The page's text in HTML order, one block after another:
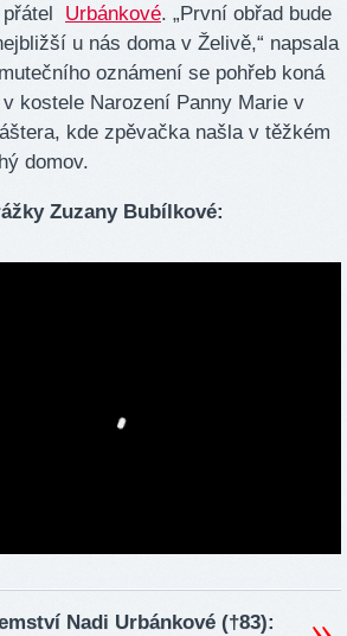
Urbánkové. „První obřad bude
u nás doma v Želivě,“ napsala
oznámení se pohřeb koná
kostele Narození Panny Marie v
kde zpěvačka našla v těžkém
domov.
Zuzany Bubílkové:
Nadi Urbánkové (†83):